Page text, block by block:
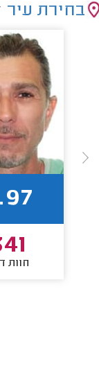
בחירת עיר
חוות